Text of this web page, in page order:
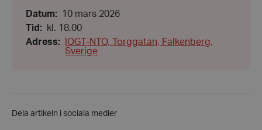
Datum:
Datum:
10
mars
2026
10 mars 2026
Tid :
Tid:
18.00
kl. 18.00
Adress:
IOGT-NTO, Torggatan, Falkenberg,
Sverige
Dela artikeln i sociala medier